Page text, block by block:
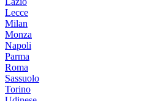
Lecce
Milan
Monza
Napoli
Parma
Roma
Sassuolo
Torino